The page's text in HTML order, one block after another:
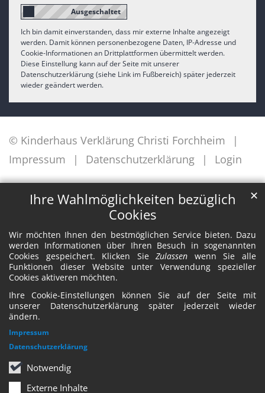
Ihre Wahlmöglichkeiten bezüglich
Cookies
Wir möchten Ihnen den bestmöglichen Service bieten. Dazu
werden Informationen über Ihren Besuch in sogenannten
Cookies gespeichert. Klicken SieZulassen wenn Sie alle
Funktionen dieser Website unter Verwendung spezieller
Cookies aktiveren möchten.
Ihre Cookie-Einstellungen können Sie auf der Seite mit
unserer Datenschutzerklärung später jederzeit wieder
ändern.
Notwendig
Externe Inhalte
✕
Impressum
Datenschutzerklärung
Ich bin damit einverstanden, dass mir externe Inhalte angezeigt
werden. Damit können personenbezogene Daten, IP-Adresse und
Cookie-Informationen an Drittplattformen übermittelt werden.
Diese Einstellung kann auf der Seite mit unserer
Datenschutzerklärung (siehe Link im Fußbereich) später jederzeit
wieder geändert werden.
© Kinderhaus Verklärung Christi Forchheim
Impressum
Datenschutzerklärung Login